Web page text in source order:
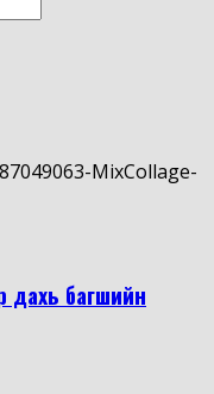
багшийн